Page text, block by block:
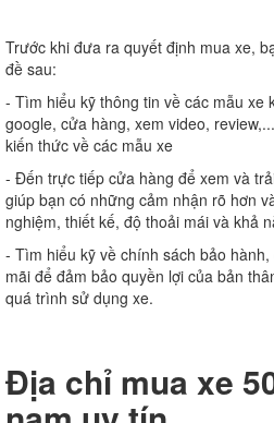
Trước khi đưa ra quyết định mua xe,
đề sau:
- Tìm hiểu kỹ thông tin về các mẫu xe
google, cửa hàng, xem video,
kiến thức về các mẫu xe
- Đến trực tiếp cửa hàng để xem và
giúp bạn có những cảm nhận rõ hơn
nghiệm, thiết kế, độ thoải mái và khả
- Tìm hiểu kỹ về chính sách bảo
mãi để đảm bảo quyền lợi của bản
quá trình sử dụng xe.
Địa chỉ mua xe